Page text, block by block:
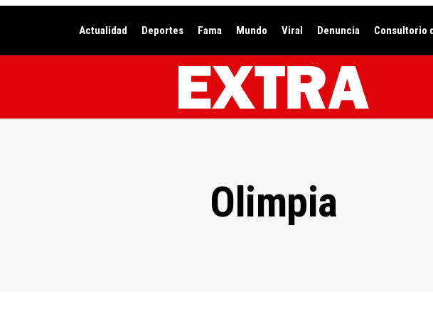
Actualidad Deportes Fama Mundo Viral Denuncia Consultorio
Olimpia